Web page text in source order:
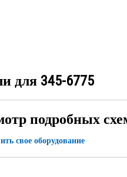
для 345-6775
подробных
свое оборудование